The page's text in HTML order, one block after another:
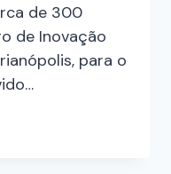
de 300
de Inovação
para o